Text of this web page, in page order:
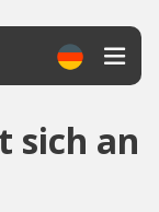
sich an